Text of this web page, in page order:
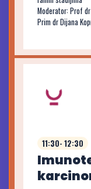
Moderator: Prof
Prim dr Dijana
11:30- 12:30